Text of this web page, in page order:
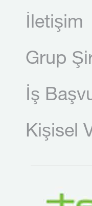
İletişim
Grup
İş
Kişisel